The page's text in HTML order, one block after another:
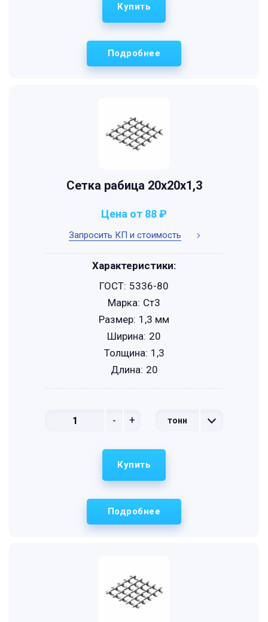
Подробнее
Купить
Сетка рабица 20х20х1,3
Запросить КП и стоимость
Цена от 88 ₽
- + тонн
Характеристики:
ГОСТ: 5336-80
Марка: Ст3
Размер: 1,3 мм
Ширина: 20
Толщина: 1,3
Длина: 20
Подробнее
Купить